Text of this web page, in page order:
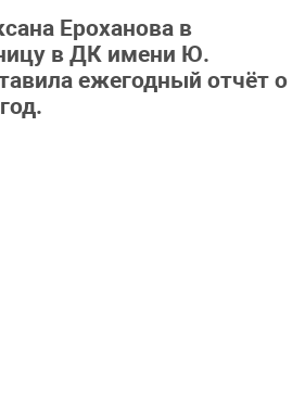
Ероханова в
в ДК имени Ю.
ежегодный отчёт о